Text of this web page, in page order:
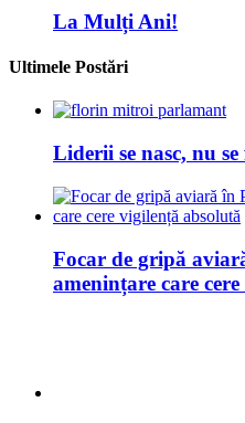
La Mulți Ani!
Ultimele Postări
Liderii se nasc, nu se
Focar de gripă
amenințare care